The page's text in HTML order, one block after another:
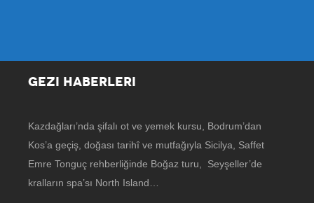
GEZI HABERLERI
Kazdağları’nda şifalı ot ve yemek kursu, Bodrum’dan
Kos’a geçiş, doğası tarihî ve mutfağıyla Sicilya, Saffet
Emre Tonguç rehberliğinde Boğaz turu, Seyşeller’de
kralların spa’sı North Island…